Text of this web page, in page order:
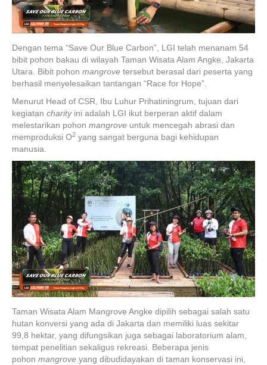
Dengan tema “Save Our Blue Carbon”, LGI telah menanam 54
bibit pohon bakau di wilayah Taman Wisata Alam Angke, Jakarta
Utara. Bibit pohon mangrove tersebut berasal dari peserta yang
berhasil menyelesaikan tantangan “Race for Hope”.
Menurut Head of CSR, Ibu Luhur Prihatiningrum, tujuan dari
kegiatan charityini adalah LGI ikut berperan aktif dalam
melestarikan pohon mangrove untuk mencegah abrasi dan
memproduksi O2 yang sangat berguna bagi kehidupan
manusia.
Taman Wisata Alam Mangrove Angke dipilih sebagai salah satu
hutan konversi yang ada di Jakarta dan memiliki luas sekitar
99,8 hektar, yang difungsikan juga sebagai laboratorium alam,
tempat penelitian sekaligus rekreasi. Beberapa jenis
pohon mangrove yang dibudidayakan di taman konservasi ini,